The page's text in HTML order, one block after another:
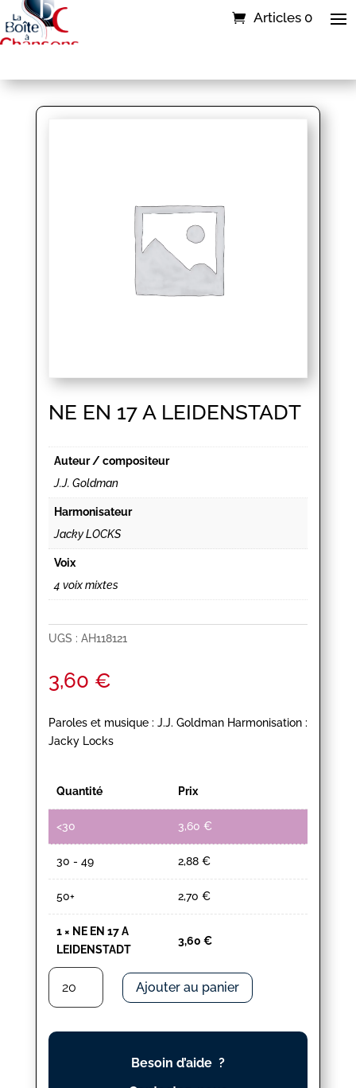
Articles 0
NE EN 17 A LEIDENSTADT
Auteur / compositeur
J.J. Goldman
Harmonisateur
Jacky LOCKS
Voix
4 voix mixtes
UGS : AH118121
3,60 €
Paroles et musique : J.J. Goldman Harmonisation :
Jacky Locks
Quantité Prix
<30 3,60 €
30 - 49 2,88 €
50+ 2,70 €
1× NE EN 17 A
LEIDENSTADT
3,60 €
quantité
NE
EN
Ajouter au panier
Besoin d’aide ?